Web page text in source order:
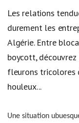
Les relations
durement les
Algérie. Entre
boycott,
fleurons tricolores
houleux...
Une situation